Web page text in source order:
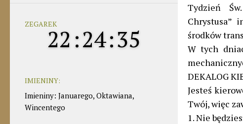
Tydzień
Chrystusa”
środków
W tych
DEKALOG
Jesteś
Twój, więc
1. Nie
ZEGAREK
22 :24:36
IMIENINY:
Imieniny: Januarego, Oktawiana,
Wincentego